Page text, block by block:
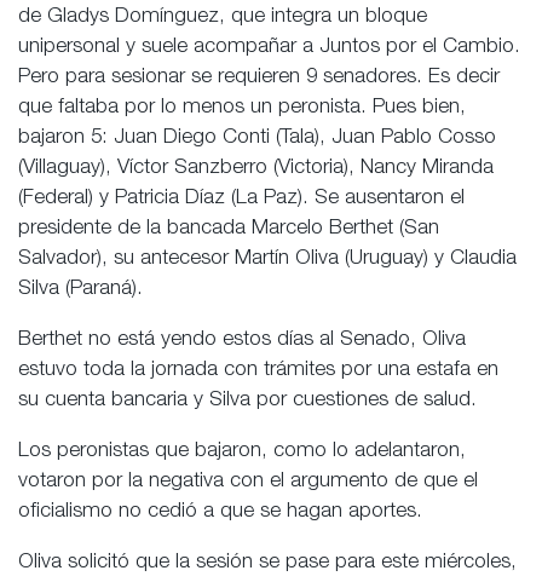
de Gladys Domínguez, que integra un bloque
unipersonal y suele acompañar a Juntos por el Cambio.
Pero para sesionar se requieren 9 senadores. Es decir
que faltaba por lo menos un peronista. Pues bien,
bajaron 5: Juan Diego Conti (Tala), Juan Pablo Cosso
(Villaguay), Víctor Sanzberro (Victoria), Nancy Miranda
(Federal) y Patricia Díaz (La Paz). Se ausentaron el
presidente de la bancada Marcelo Berthet (San
Salvador), su antecesor Martín Oliva (Uruguay) y Claudia
Silva (Paraná).
Berthet no está yendo estos días al Senado, Oliva
estuvo toda la jornada con trámites por una estafa en
su cuenta bancaria y Silva por cuestiones de salud.
Los peronistas que bajaron, como lo adelantaron,
votaron por la negativa con el argumento de que el
oficialismo no cedió a que se hagan aportes.
Oliva solicitó que la sesión se pase para este miércoles,